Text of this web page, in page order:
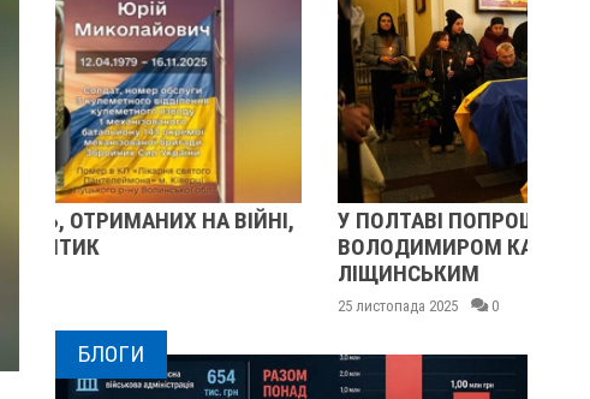
У ПОЛТАВІ ПОПРОЩАЛИСЯ ІЗ ВІЙСЬКОВИМИ
ВОЛОДИМИРОМ КАРЕНГІНИМ ТА ОЛЕГОМ
БЛОГИ